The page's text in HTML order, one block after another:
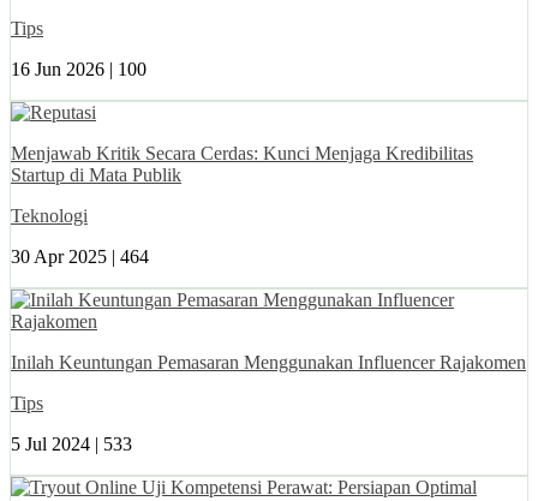
Tips
16 Jun 2026 | 100
Menjawab Kritik Secara Cerdas: Kunci Menjaga Kredibilitas
Startup di Mata Publik
Teknologi
30 Apr 2025 | 464
Inilah Keuntungan Pemasaran Menggunakan Influencer Rajakomen
Tips
5 Jul 2024 | 533